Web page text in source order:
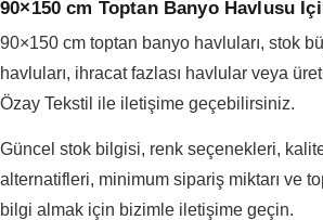
90×150 cm Toptan Banyo Havlusu
90×150 cm toptan banyo havluları, stok
havluları, ihracat fazlası havlular veya
Özay Tekstil ile iletişime geçebilirsiniz.
Güncel stok bilgisi, renk seçenekleri,
alternatifleri, minimum sipariş miktarı ve
bilgi almak için bizimle iletişime geçin.